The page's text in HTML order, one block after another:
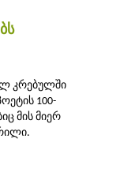
კრებულში
100-
მის მიერ